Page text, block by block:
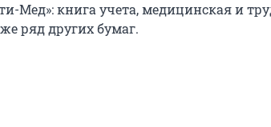
Мед»: книга учета, медицинская и
ряд других бумаг.